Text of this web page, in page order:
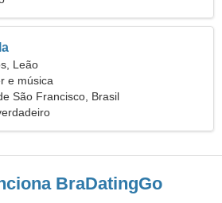
Leão
e música
São Francisco, Brasil
BraDatingGo